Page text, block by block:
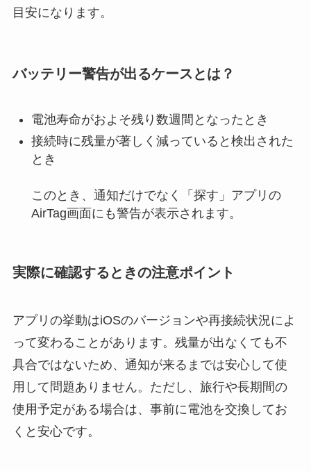
目安になります。
バッテリー警告が出るケースとは？
電池寿命がおよそ残り数週間となったとき
接続時に残量が著しく減っていると検出された
とき
このとき、通知だけでなく「探す」アプリの
AirTag画面にも警告が表示されます。
実際に確認するときの注意ポイント
アプリの挙動はiOSのバージョンや再接続状況によ
って変わることがあります。残量が出なくても不
具合ではないため、通知が来るまでは安心して使
用して問題ありません。ただし、旅行や長期間の
使用予定がある場合は、事前に電池を交換してお
くと安心です。